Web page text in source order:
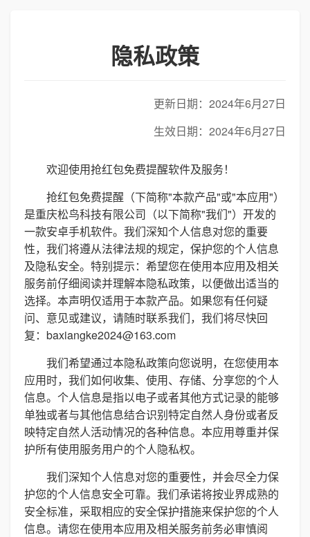
隐私政策
更新日期：2024年6月27日
生效日期：2024年6月27日
欢迎使用抢红包免费提醒软件及服务！
抢红包免费提醒（下简称"本款产品"或"本应用"）
是重庆松鸟科技有限公司（以下简称"我们"）开发的
一款安卓手机软件。我们深知个人信息对您的重要
性，我们将遵从法律法规的规定，保护您的个人信息
及隐私安全。特别提示：希望您在使用本应用及相关
服务前仔细阅读并理解本隐私政策，以便做出适当的
选择。本声明仅适用于本款产品。如果您有任何疑
问、意见或建议，请随时联系我们，我们将尽快回
复：baxiangke2024@163.com
我们希望通过本隐私政策向您说明，在您使用本
应用时，我们如何收集、使用、存储、分享您的个人
信息。个人信息是指以电子或者其他方式记录的能够
单独或者与其他信息结合识别特定自然人身份或者反
映特定自然人活动情况的各种信息。本应用尊重并保
护所有使用服务用户的个人隐私权。
我们深知个人信息对您的重要性，并会尽全力保
护您的个人信息安全可靠。我们承诺将按业界成熟的
安全标准，采取相应的安全保护措施来保护您的个人
信息。请您在使用本应用及相关服务前务必审慎阅